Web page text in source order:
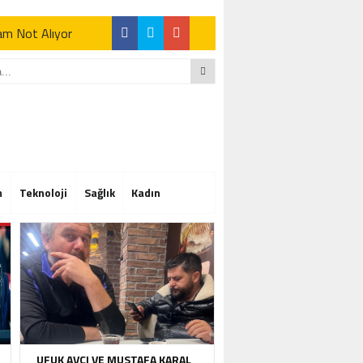
Not Alıyor
Not Alıyor
Teknoloji Sağlık Kadın
UFUK AVCI VE MUSTAFA KARAL